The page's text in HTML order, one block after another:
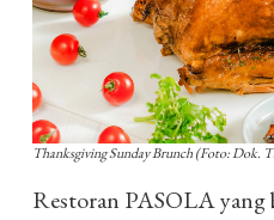
Thanksgiving Sunday Brunch (Foto: Dok.
Restoran PASOLA